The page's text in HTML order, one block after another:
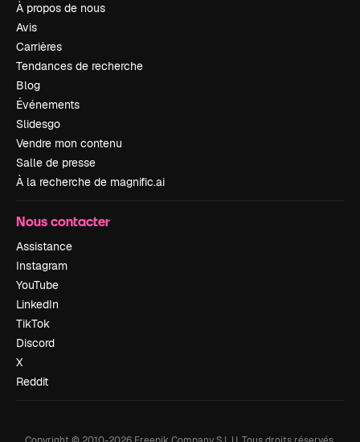
À propos de nous
Avis
Carrières
Tendances de recherche
Blog
Événements
Slidesgo
Vendre mon contenu
Salle de presse
À la recherche de magnific.ai
Nous contacter
Assistance
Instagram
YouTube
LinkedIn
TikTok
Discord
X
Reddit